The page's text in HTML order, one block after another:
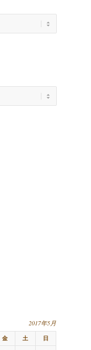
2017年5月
金 土 日